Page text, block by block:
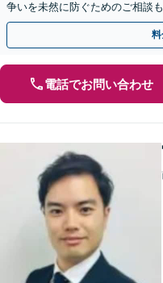
争いを未然に防ぐためのご相談
間・休日の相談可能】【オンラ
料
電話でお問い合わせ